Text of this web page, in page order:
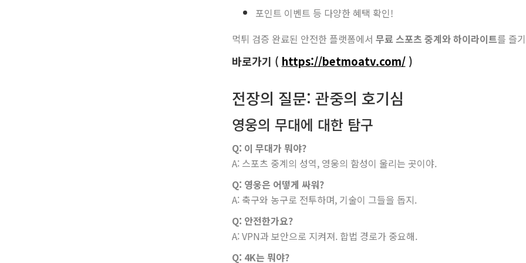
포인트 이벤트 등 다양한 혜택 확인!
먹튀 검증 완료된 안전한 플랫폼에서 무료 스포츠 중계와 하이라이트를 즐
바로가기 ( https://betmoatv.com/)
전장의 질문: 관중의 호기심
영웅의 무대에 대한 탐구
Q: 이 무대가 뭐야?
A: 스포츠 중계의 성역, 영웅의 함성이 울리는 곳이야.
Q: 영웅은 어떻게 싸워?
A: 축구와 농구로 전투하며, 기술이 그들을 돕지.
Q: 안전한가요?
A: VPN과 보안으로 지켜져. 합법 경로가 중요해.
Q: 4K는 뭐야?